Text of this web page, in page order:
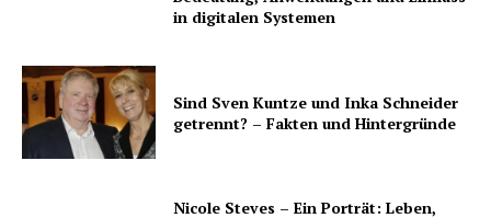
in digitalen Systemen
Sind Sven Kuntze und Inka Schneider
getrennt? – Fakten und Hintergründe
Nicole Steves – Ein Porträt: Leben,